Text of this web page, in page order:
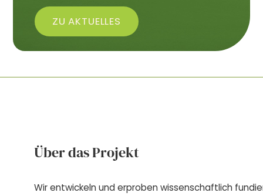
ZU AKTUELLES
Über das Projekt
Wir entwickeln und erproben wissenschaftlich